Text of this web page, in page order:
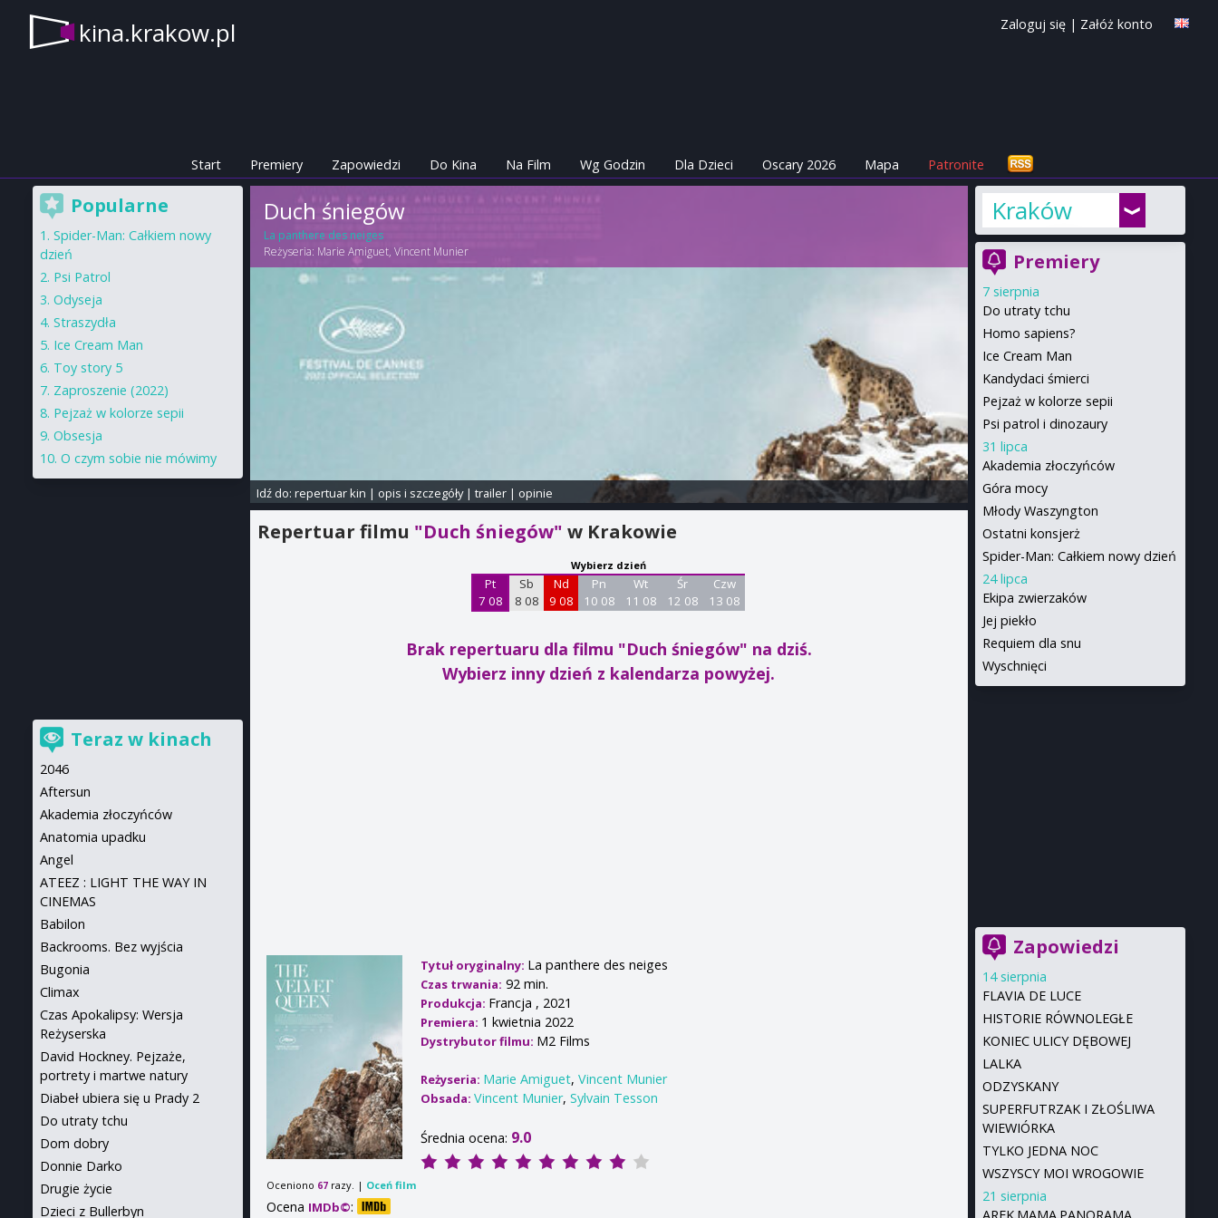
kina.krakow.pl Zaloguj się | Załóż konto
Start Premiery Zapowiedzi Do Kina Na Film Wg Godzin Dla Dzieci Oscary 2026 Mapa Patronite
Duch śniegów
La panthere des neiges
Reżyseria: Marie Amiguet,Vincent Munier
Idź do: repertuar kin | opis i szczegóły| trailer| opinie
Repertuar filmu "Duch śniegów"w Krakowie
Wybierz dzień
Pt
7 08
Sb
8 08
Nd
9 08
Pn
10 08
Wt
11 08
Śr
12 08
Czw
13 08
Brak repertuaru dla filmu "Duch śniegów" na dziś.
Wybierz inny dzień z kalendarza powyżej.
Tytuł oryginalny: La panthere des neiges
Czas trwania: 92 min.
Produkcja: Francja , 2021
Premiera: 1 kwietnia 2022
Dystrybutor filmu: M2 Films
Reżyseria: Marie Amiguet,Vincent Munier
Obsada:Vincent Munier,Sylvain Tesson
Średnia ocena: 9.0
Oceniono 67 razy. | Oceń film
Ocena IMDb©:
Kraków
Premiery
7 sierpnia
Do utraty tchu
Homo sapiens?
Ice Cream Man
Kandydaci śmierci
Pejzaż w kolorze sepii
Psi patrol i dinozaury
31 lipca
Akademia złoczyńców
Góra mocy
Młody Waszyngton
Ostatni konsjerż
Spider-Man: Całkiem nowy dzień
24 lipca
Ekipa zwierzaków
Jej piekło
Requiem dla snu
Wyschnięci
Zapowiedzi
14 sierpnia
FLAVIA DE LUCE
HISTORIE RÓWNOLEGŁE
KONIEC ULICY DĘBOWEJ
LALKA
ODZYSKANY
SUPERFUTRZAK I ZŁOŚLIWA
WIEWIÓRKA
TYLKO JEDNA NOC
WSZYSCY MOI WROGOWIE
21 sierpnia
Popularne
Spider-Man: Całkiem nowy
dzień
Psi Patrol
Odyseja
Straszydła
Ice Cream Man
Toy story 5
Zaproszenie (2022)
Pejzaż w kolorze sepii
Obsesja
O czym sobie nie mówimy
Teraz w kinach
2046
Aftersun
Akademia złoczyńców
Anatomia upadku
Angel
ATEEZ : LIGHT THE WAY IN
CINEMAS
Babilon
Backrooms. Bez wyjścia
Bugonia
Climax
Czas Apokalipsy: Wersja
Reżyserska
David Hockney. Pejzaże,
portrety i martwe natury
Diabeł ubiera się u Prady 2
Do utraty tchu
Dom dobry
Donnie Darko
Drugie życie
Dzieci z Bullerbyn